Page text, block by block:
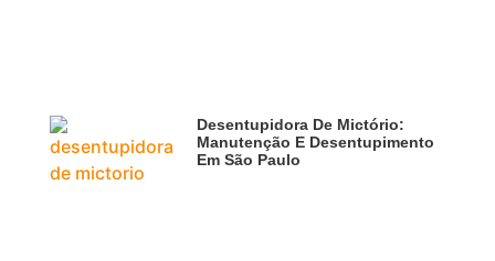
Desentupidora De Mictório:
Manutenção E Desentupimento
Em São Paulo